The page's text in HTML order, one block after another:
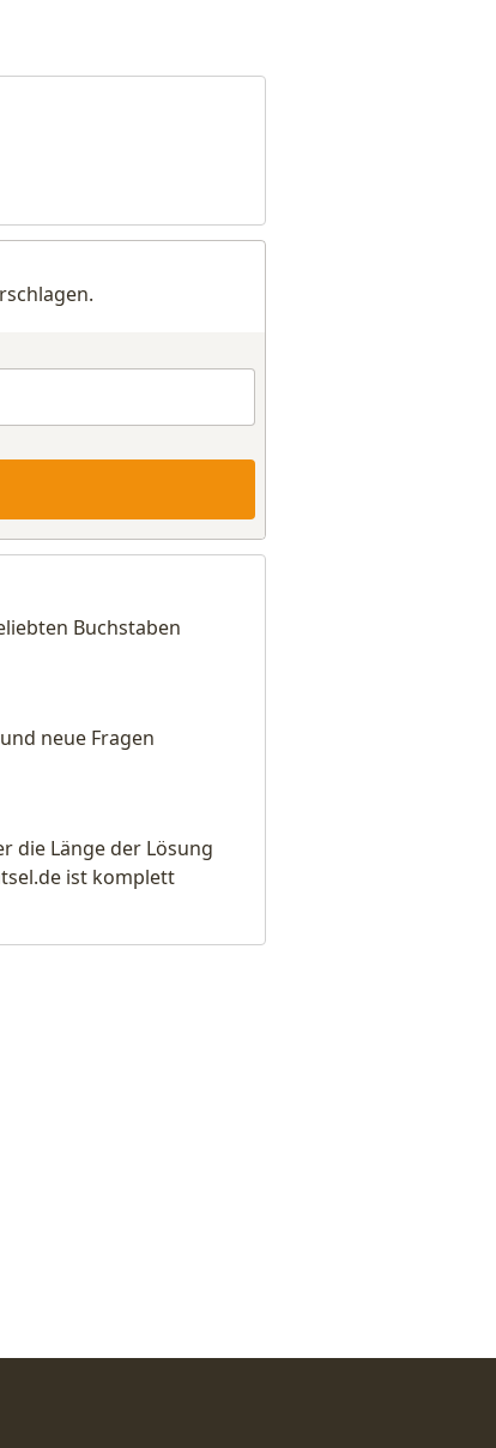
Buchstaben
neue Fragen
die Länge der Lösung
ist komplett